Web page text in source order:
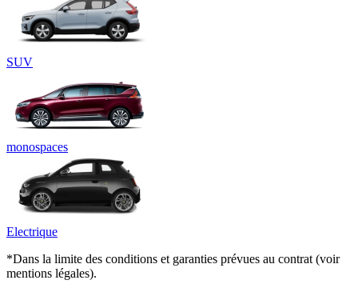
SUV
monospaces
Electrique
*Dans la limite des conditions et garanties prévues au contrat (voir
mentions légales).